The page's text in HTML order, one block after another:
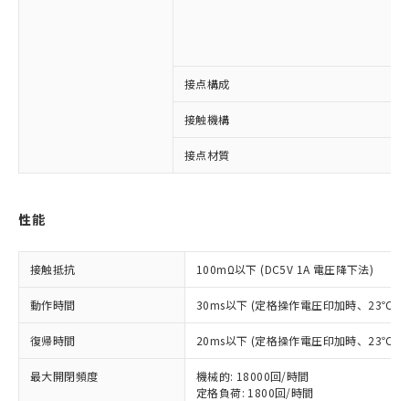
接点構成
接触機構
接点材質
性能
接触抵抗 100mΩ以下 (DC5V 1A 電圧降下法)
動作時間 30ms以下 (定格操作電圧印加時、23℃、
復帰時間 20ms以下 (定格操作電圧印加時、23℃、
最大開閉頻度
機械的: 18000回/時間
定格負荷: 1800回/時間
以下の条件をお読みいただき、同意のうえ
本サービスは、当社制御機器事業取扱
商品の当社在庫状況および標準価格
(税抜)を提供させていただくもので
非含有に対応した製品が提供可能な商品で
対応予定なし：EU RoHS指令（10物質）の
非含有に非対応の商品で、対応品を出す予
定はありません。
調査・確認中：EU RoHS指令（10物質）の
非含有の対応状況を調査中または確認中の
非該当品：ライセンス料など無形物で、有
害物質有無と関係のない商品です。
※1 中国RoHS○×表
「○」：最大均質材料含有率が中国RoHSの
基準値以下であることを示します。